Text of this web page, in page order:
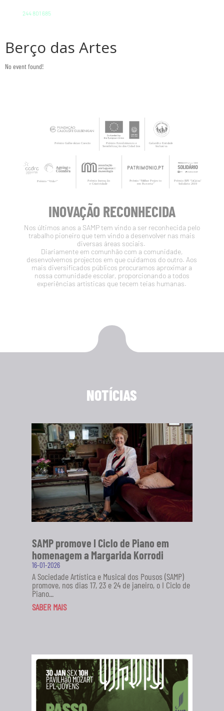
244 801 685
Berço das Artes
No event found!
INOVAÇÃO RECONHECIDA
Nos últimos anos a SAMP tem vindo a ser reconhecida pelo
trabalho pioneiro que tem vindo a desenvolver nas mais
diversas áreas sociais.
Diariamente em comunhão com a comunidade,
desenvolvemos projectos em que cuidamos do outro. Aos
mais diversificados públicos procuramos aproximar a
nossa comunidade escolar, proporcionando a todos
experiências artísticas que tecem teias humanas.
NOTÍCIAS
SAMP promove I Ciclo de Piano em
homenagem a Margarida Korrodi
16-01-2026
A Sociedade Artística e Musical dos Pousos (SAMP)
promove, nos dias 17, 23 e 24 de janeiro, o I Ciclo de
Piano...
SABER MAIS